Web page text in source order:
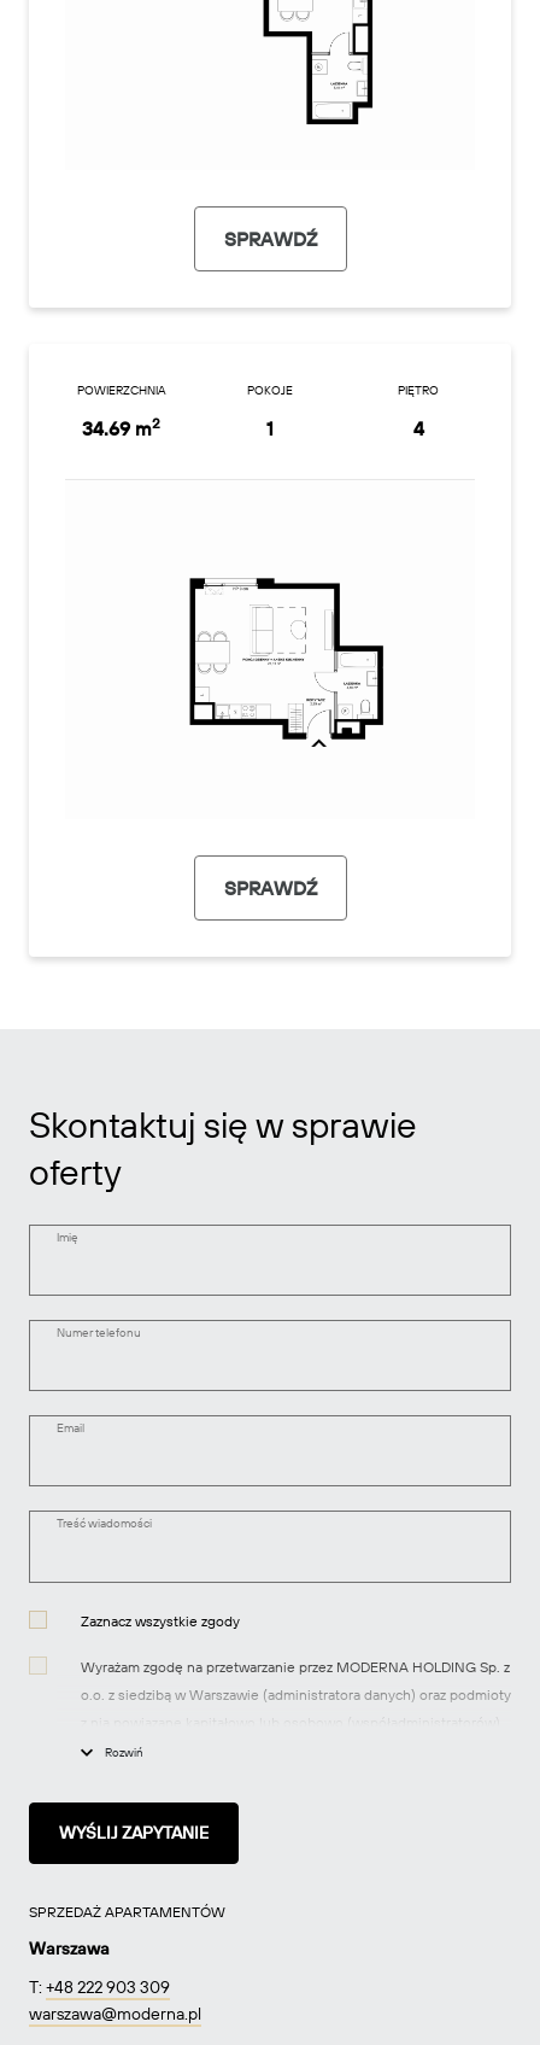
SPRAWDŹ
POWIERZCHNIA
34.69 m2
POKOJE
1
PIĘTRO
4
SPRAWDŹ
Skontaktuj się w sprawie
oferty
Imię
Numer telefonu
Email
Treść wiadomości
Zaznacz wszystkie zgody
Wyrażam zgodę na przetwarzanie przez MODERNA HOLDING Sp. z
o.o. z siedzibą w Warszawie (administratora danych) oraz podmioty
moich danych osobowych w celach marketingowych, tj.
oraz informacji o nowych inwestycjach realizowanych przez spółki
z grupy MODERNA za pomocą środków komunikacji
elektronicznej, zgodnie z art. 10 ustawy z dnia 18 lipca 2002 r. o
nią powiązane kapitałowo lub osobowo (współadministratorów)
telekomunikacyjnych urządzeń końcowych, których jestem
Rozwiń
SPRZEDAŻ APARTAMENTÓW
Warszawa
T: +48 222 903 309
warszawa@moderna.pl